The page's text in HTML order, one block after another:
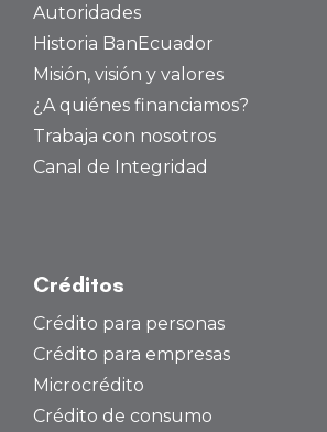
Autoridades
Historia BanEcuador
Misión, visión y valores
¿A quiénes financiamos?
Trabaja con nosotros
Canal de Integridad
Créditos
Crédito para personas
Crédito para empresas
Microcrédito
Crédito de consumo